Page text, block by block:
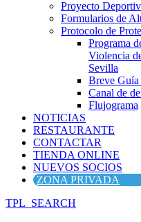
Proyecto
Formularios de
Protocolo de
Programa
Violencia
Sevilla
Breve
Canal de
Flujograma
NOTICIAS
RESTAURANTE
CONTACTAR
TIENDA ONLINE
NUEVOS SOCIOS
ZONA PRIVADA
TPL_SEARCH